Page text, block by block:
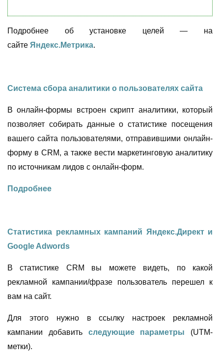
Подробнее об установке целей — на
сайте Яндекс.Метрика.
Система сбора аналитики о пользователях сайта
В онлайн-формы встроен скрипт аналитики, который
позволяет собирать данные о статистике посещения
вашего сайта пользователями, отправившими онлайн-
форму в CRM, а также вести маркетинговую аналитику
по источникам лидов с онлайн-форм.
Подробнее
Статистика рекламных кампаний Яндекс.Директ и
Google Adwords
В статистике CRM вы можете видеть, по какой
рекламной кампании/фразе пользователь перешел к
вам на сайт.
Для этого нужно в ссылку настроек рекламной
кампании добавить следующие параметры
(UTM-
метки).